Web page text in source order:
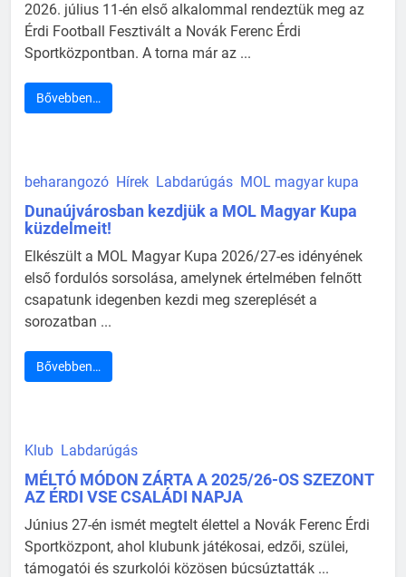
2026. július 11-én első alkalommal rendeztük meg az
Érdi Football Fesztivált a Novák Ferenc Érdi
Sportközpontban. A torna már az ...
Bővebben…
beharangozó Hírek Labdarúgás MOL magyar kupa
Dunaújvárosban kezdjük a MOL Magyar Kupa
küzdelmeit!
Elkészült a MOL Magyar Kupa 2026/27-es idényének
első fordulós sorsolása, amelynek értelmében felnőtt
csapatunk idegenben kezdi meg szereplését a
sorozatban ...
Bővebben…
Klub Labdarúgás
MÉLTÓ MÓDON ZÁRTA A 2025/26-OS SZEZONT
AZ ÉRDI VSE CSALÁDI NAPJA
Június 27-én ismét megtelt élettel a Novák Ferenc Érdi
Sportközpont, ahol klubunk játékosai, edzői, szülei,
támogatói és szurkolói közösen búcsúztatták ...